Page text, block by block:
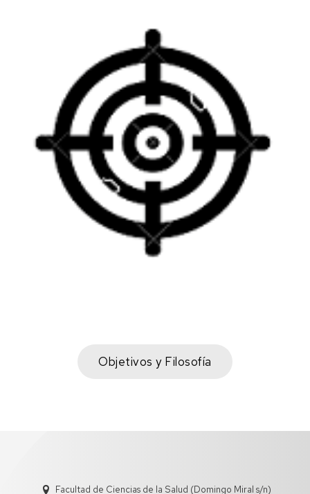
Objetivos y Filosofía
Facultad de Ciencias de la Salud (Domingo Miral s/n)